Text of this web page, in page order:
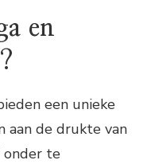
en
een unieke
aan de drukte van
onder te